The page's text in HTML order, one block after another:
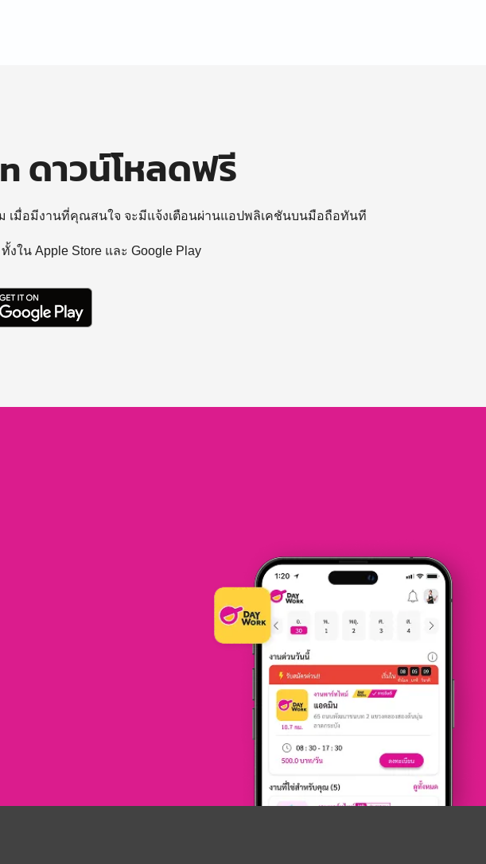
ดาวน์โหลดฟรี
เมื่อมีงานที่คุณสนใจ จะมีแจ้งเตือนผ่านแอปพลิเคชันบนมือถือทันที
ใน Apple Store และ Google Play